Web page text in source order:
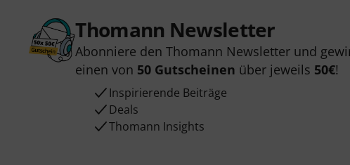
Thomann Newsletter
Abonniere den Thomann Newsletter und
einen von 50 Gutscheinen über jeweils 50€!
Inspirierende Beiträge
Deals
Thomann Insights